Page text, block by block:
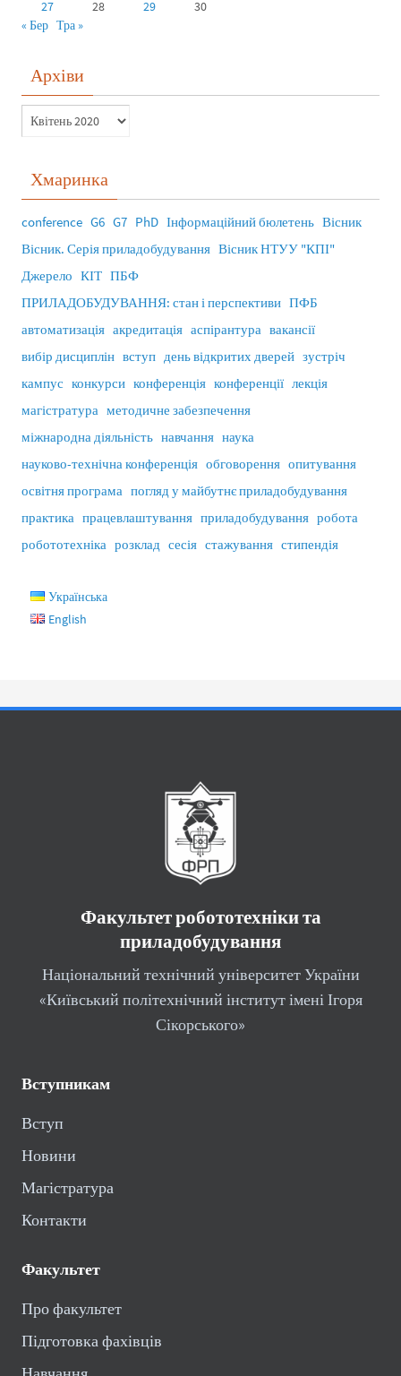
27
28 29
30
« Бер Тра »
Архіви
Хмаринка
conference G6 G7 PhD Інформаційний бюлетень Вісник
Вісник. Серія приладобудування Вісник НТУУ "КПІ"
Джерело КІТ ПБФ
ПРИЛАДОБУДУВАННЯ: стан і перспективи ПФБ
автоматизація акредитація аспірантура вакансії
вибір дисциплін вступ день відкритих дверей зустріч
кампус конкурси конференція конференції лекція
магістратура методичне забезпечення
міжнародна діяльність навчання наука
науково-технічна конференція обговорення опитування
освітня програма погляд у майбутнє приладобудування
практика працевлаштування приладобудування робота
робототехніка розклад сесія стажування стипендія
Українська
English
Факультет робототехніки та
приладобудування
Національний технічний університет України
«Київський політехнічний інститут імені Ігоря
Сікорського»
Вступникам
Вступ
Новини
Магістратура
Контакти
Факультет
Про факультет
Підготовка фахівців